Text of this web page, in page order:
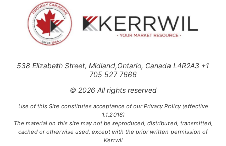
538 Elizabeth Street, Midland,Ontario, Canada L4R2A3 +1
705 527 7666
© 2026 All rights reserved
Use of this Site constitutes acceptance of our Privacy Policy (effective
1.1.2016)
The material on this site may not be reproduced, distributed, transmitted,
cached or otherwise used, except with the prior written permission of
Kerrwil